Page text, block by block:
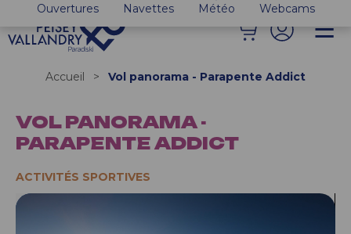
Ouvertures Navettes Météo Webcams
Accueil > Vol panorama - Parapente Addict
VOL PANORAMA -
PARAPENTE ADDICT
ACTIVITÉS SPORTIVES